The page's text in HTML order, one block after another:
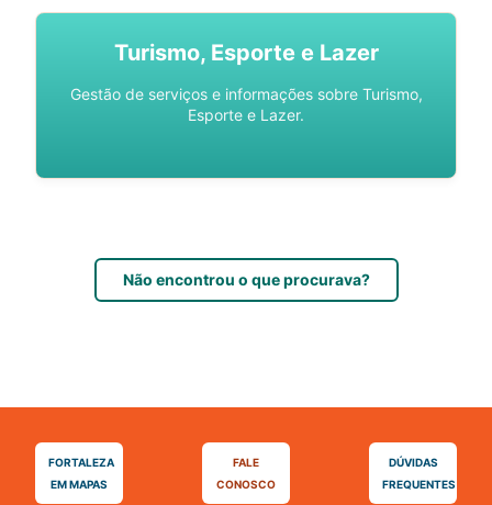
Turismo, Esporte e Lazer
Gestão de serviços e informações sobre Turismo,
Esporte e Lazer.
Não encontrou o que procurava?
FORTALEZA
EM MAPAS
FALE
CONOSCO
DÚVIDAS
FREQUENTES